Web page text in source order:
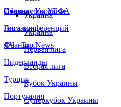
Сборная Украины
Италия
Германия
Франция
Нидерланды
Турция
Португалия
Суперкубок УЕФА
Лига конференций
ЛЧ - Top News
Украина
Украина
Первая лига
Вторая лига
Кубок Украины
Суперкубок Украины